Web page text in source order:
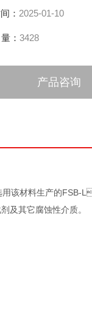
： 2025-01-10
： 3428
产品咨询
材料生产的FSB-L
剂及其它腐蚀性介质。